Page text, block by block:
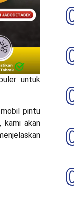
untuk
pintu
kami akan